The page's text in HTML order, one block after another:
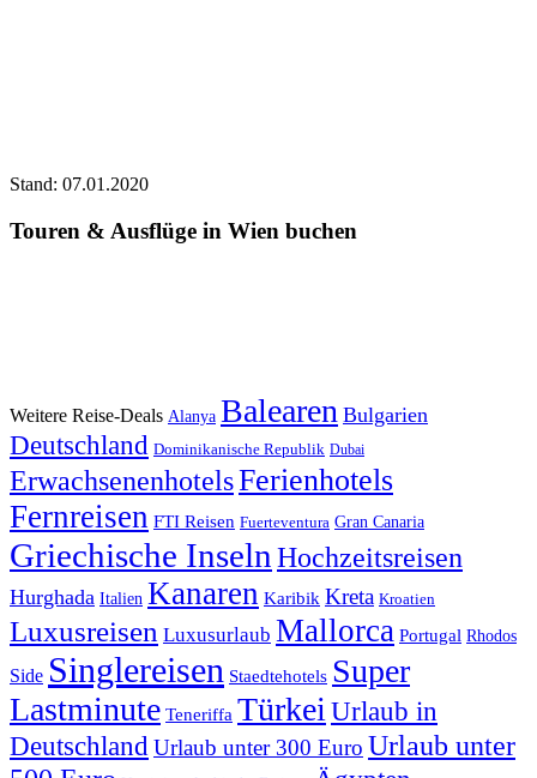
Stand: 07.01.2020
Touren & Ausflüge in Wien buchen
Weitere Reise-Deals Alanya Balearen Bulgarien
Deutschland Dominikanische Republik Dubai
ErwachsenenhotelsFerienhotels
Fernreisen FTI Reisen Fuerteventura Gran Canaria
Griechische Inseln Hochzeitsreisen
Hurghada Italien Kanaren Karibik Kreta Kroatien
Luxusreisen Luxusurlaub Mallorca Portugal Rhodos
Side Singlereisen Staedtehotels Super
Lastminute Teneriffa Türkei Urlaub in
Deutschland Urlaub unter 300 Euro Urlaub unter